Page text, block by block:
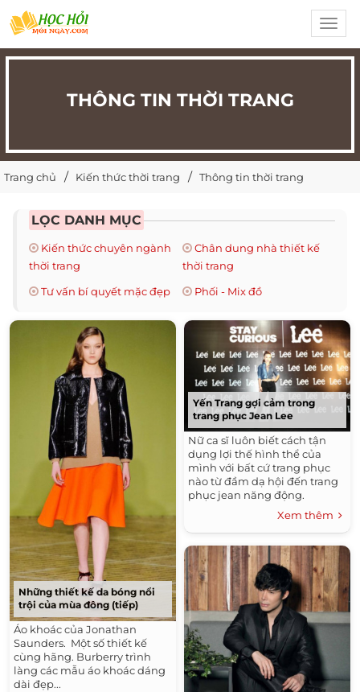
THÔNG TIN THỜI TRANG
Trang chủ Kiến thức thời trang Thông tin thời trang
LỌC DANH MỤC
Kiến thức chuyên ngành
thời trang
Chân dung nhà thiết kế
thời trang
Tư vấn bí quyết mặc đẹp
Phối - Mix đồ
Những thiết kế da bóng nổi
trội của mùa đông (tiếp)
Áo khoác của Jonathan
Saunders. Một số thiết kế
cùng hãng. Burberry trình
làng các mẫu áo khoác dáng
dài đẹp...
Yến Trang gợi cảm trong
trang phục Jean Lee
Nữ ca sĩ luôn biết cách tận
dụng lợi thế hình thể của
mình với bất cứ trang phục
nào từ đầm dạ hội đến trang
phục jean năng động.
Xem thêm